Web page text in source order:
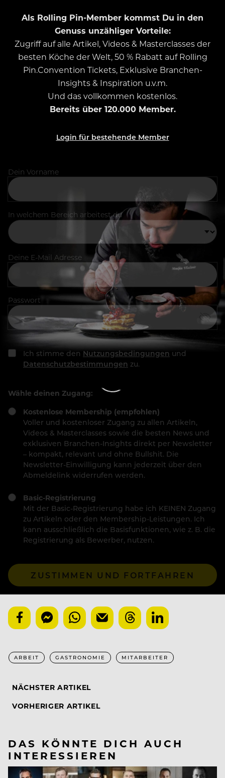
Als Rolling Pin-Member kommst Du in den
Genuss unzähliger Vorteile:
Zugriff auf alle Artikel, Videos & Masterclasses der
besten Köche der Welt, 50 % Rabatt auf Rolling
Pin.Convention Tickets, Exklusive Branchen-
Insights & Inspiration u.v.m.
Und das vollkommen kostenlos.
Bereits über 120.000 Member.
Login für bestehende Member
Dein Vorname
In welchem Bereich arbeitest du
Deine E-Mail Adresse
Passwort
Ich stimme den Nutzungsbedingungen und
Datenschutzbestimmungen zu.
Wähle deinen Zugang:
Kostenlose Membership (empfohlen)
Voller und kostenloser Zugang zu allen Artikeln,
Videos & Masterclasses sowie die besten News und
exklusiven Branchen-Insights direkt per Newsletter
– kompakt, relevant und ohne Bullshit. Die
Newsletter-Einwilligung kann jederzeit über den
Abmeldelink widerrufen werden.
Basic-Registrierung
Mit der Basic-Registrierung habe ich KEINEN Zugang
zu Artikeln oder den Membership-Leistungen. Ich
kann ausschließlich die Basisfunktionen, wie z. B. die
Registrierung als Bewerber, nutzen.
ZUSTIMMEN UND FORTFAHREN
ARBEIT GASTRONOMIE MITARBEITER
NÄCHSTER ARTIKEL
VORHERIGER ARTIKEL
DAS KÖNNTE DICH AUCH
INTERESSIEREN